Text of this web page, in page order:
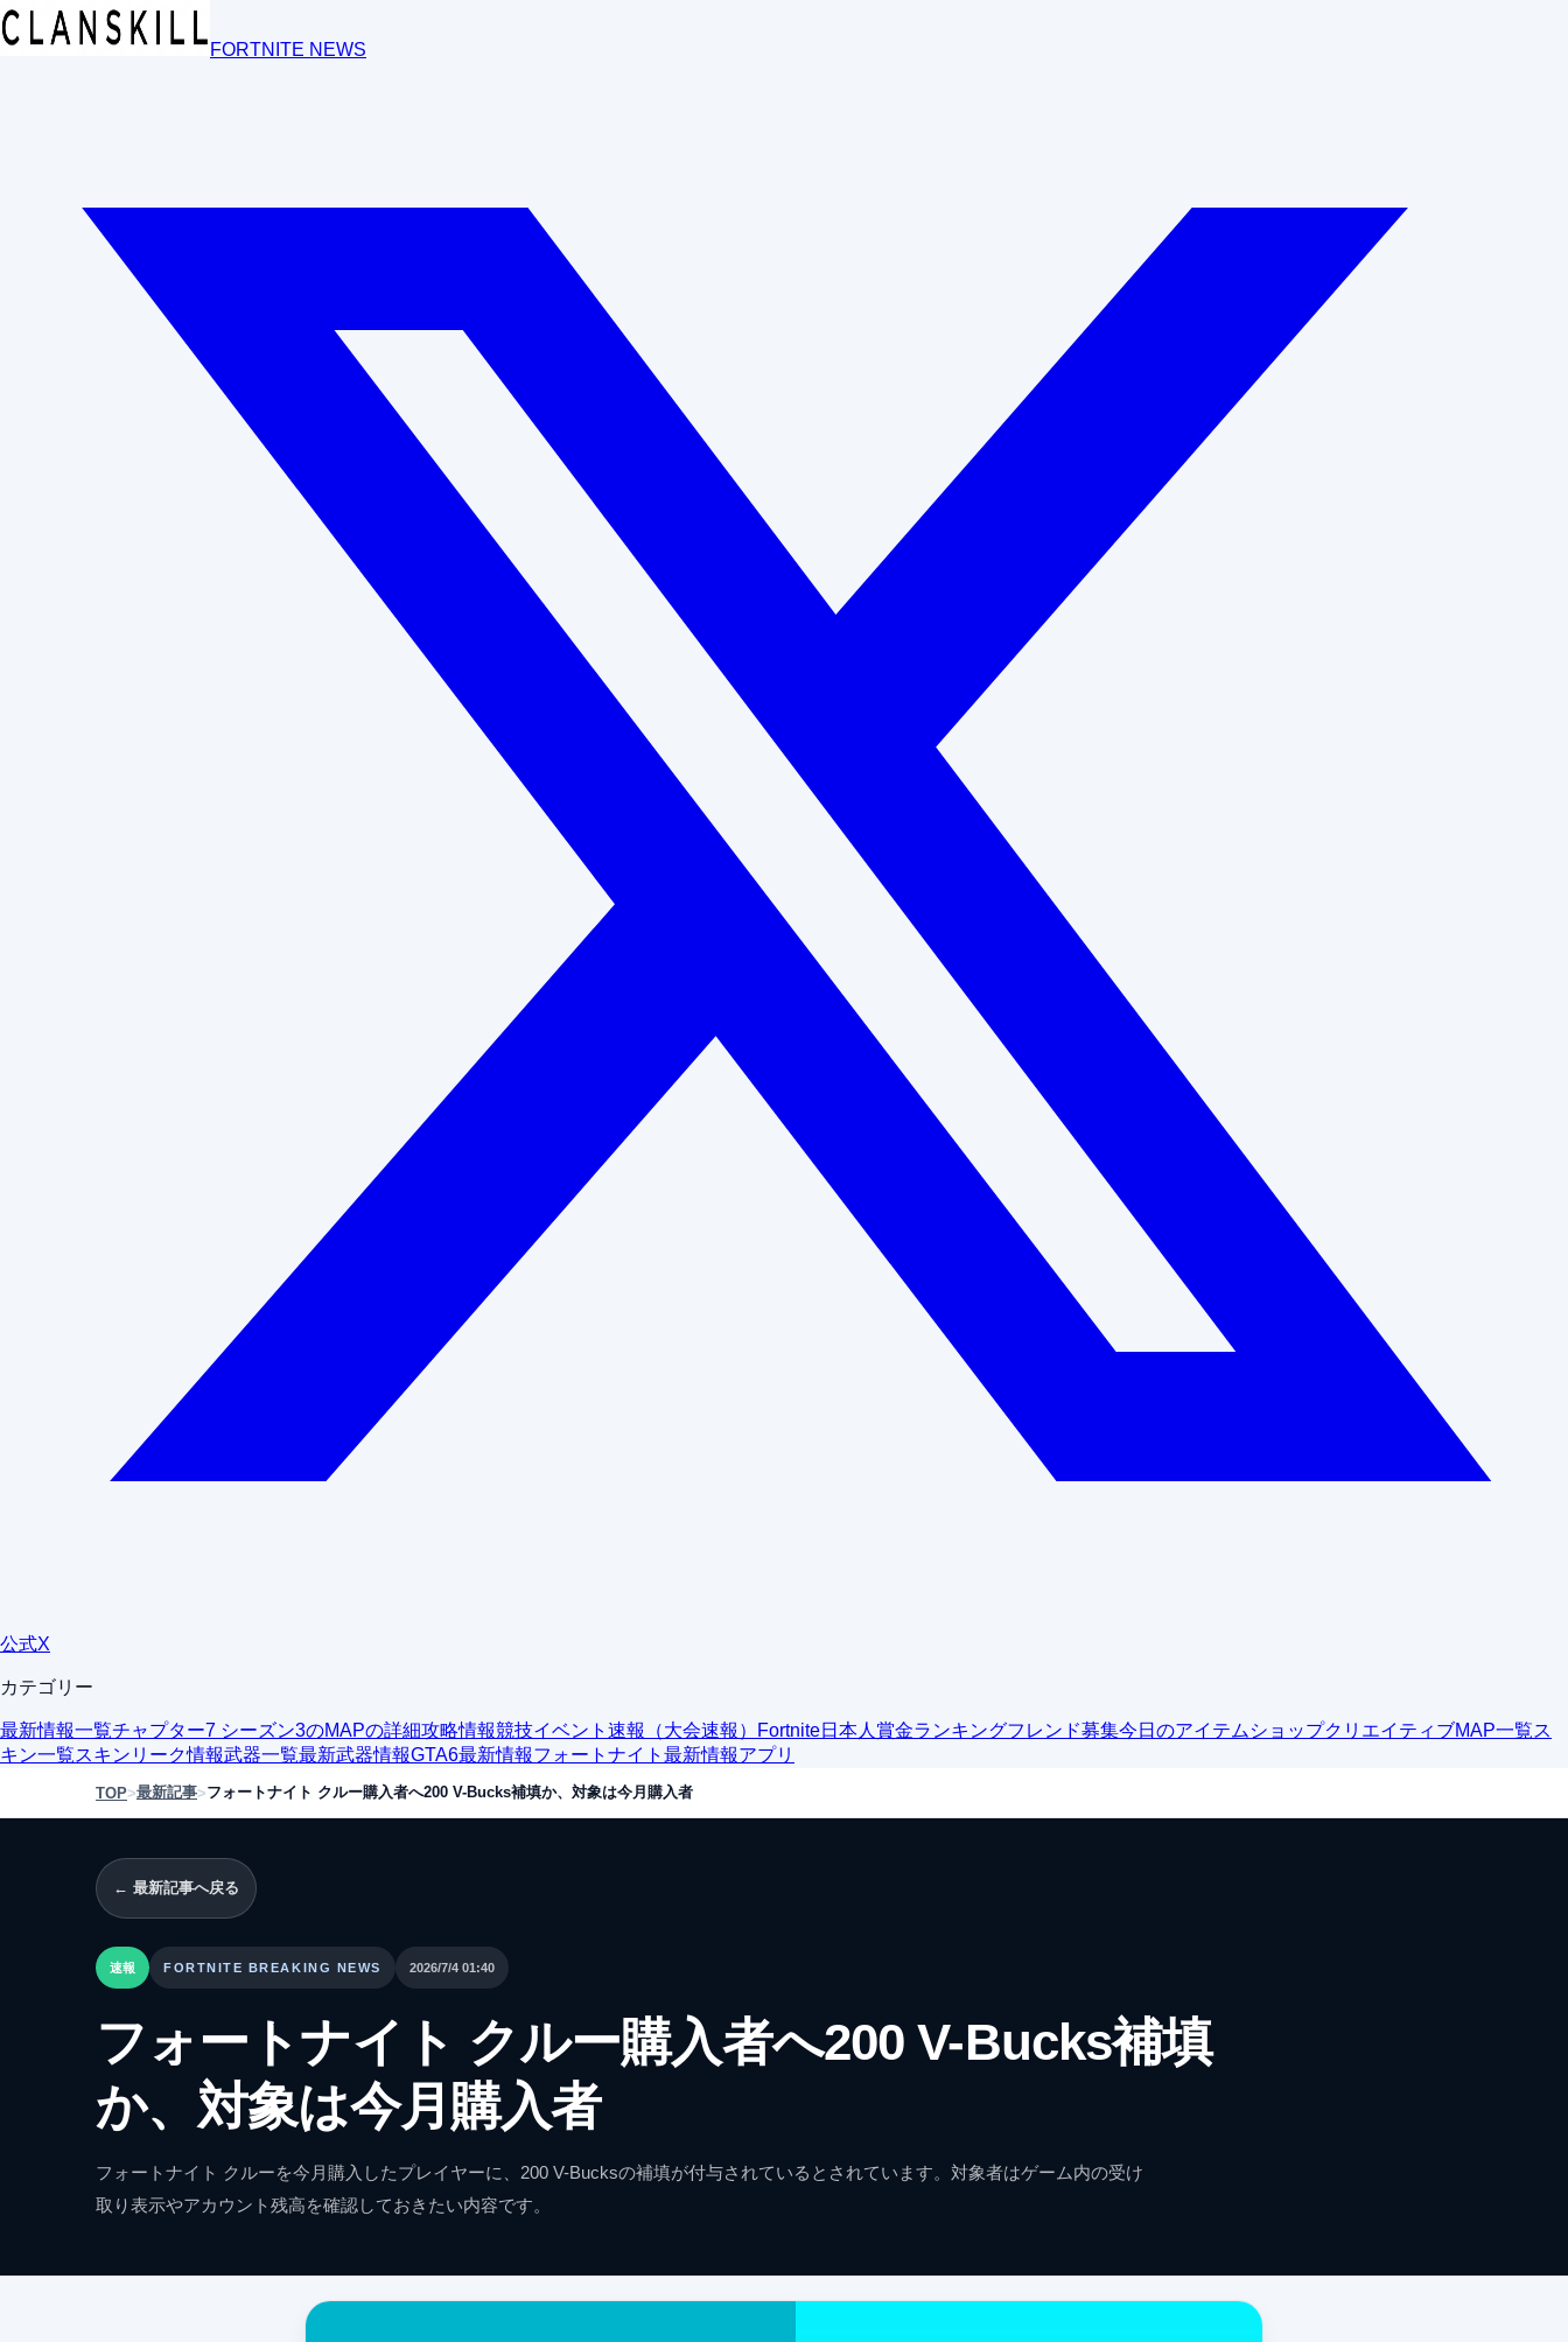
FORTNITE NEWS
公式X
カテゴリー
最新情報一覧チャプター7 シーズン3のMAPの詳細攻略情報競技イベント速報（大会速報） Fortnite日本人賞金ランキングフレンド募集今日のアイテムショップクリエイティブMAP一覧ス
キン一覧スキンリーク情報武器一覧最新武器情報GTA6最新情報フォートナイト最新情報アプリ
TOP>最新記事>フォートナイト クルー購入者へ200 V-Bucks補填か、対象は今月購入者
← 最新記事へ戻る
速報 FORTNITE BREAKING NEWS 2026/7/4 01:40
フォートナイト クルー購入者へ200 V-Bucks補填
か、対象は今月購入者
フォートナイト クルーを今月購入したプレイヤーに、200 V-Bucksの補填が付与されているとされています。対象者はゲーム内の受け
取り表示やアカウント残高を確認しておきたい内容です。